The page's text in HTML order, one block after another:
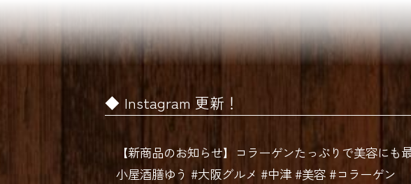
Instagram 更新！
【新商品のお知らせ】️コラーゲンたっぷりで美容にも
小屋酒膳ゆう #大阪グルメ #中津 #美容 #コラーゲン